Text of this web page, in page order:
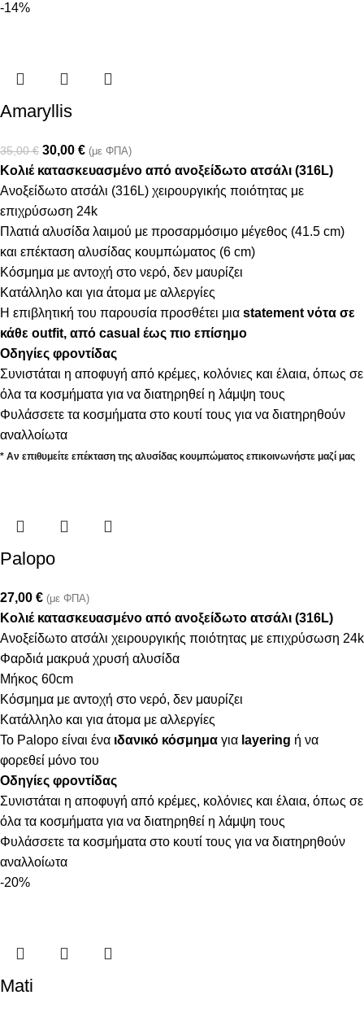
-14%
Amaryllis
35,00€ 30,00 € (με ΦΠΑ)
Κολιέ κατασκευασμένο από ανοξείδωτο ατσάλι (316L)
Ανοξείδωτο ατσάλι (316L) χειρουργικής ποιότητας με
επιχρύσωση 24k
Πλατιά αλυσίδα λαιμού με προσαρμόσιμο μέγεθος (41.5 cm)
και επέκταση αλυσίδας κουμπώματος (6 cm)
Κόσμημα με αντοχή στο νερό, δεν μαυρίζει
Κατάλληλο και για άτομα με αλλεργίες
Η επιβλητική του παρουσία προσθέτει μια statement νότα σε
κάθε outfit, από casual έως πιο επίσημο
Οδηγίες φροντίδας
Συνιστάται η αποφυγή από κρέμες, κολόνιες και έλαια, όπως σε
όλα τα κοσμήματα για να διατηρηθεί η λάμψη τους
Φυλάσσετε τα κοσμήματα στο κουτί τους για να διατηρηθούν
αναλλοίωτα
* Αν επιθυμείτε επέκταση της αλυσίδας κουμπώματος επικοινωνήστε μαζί μας
Palopo
27,00 € (με ΦΠΑ)
Κολιέ κατασκευασμένο από ανοξείδωτο ατσάλι (316L)
Ανοξείδωτο ατσάλι χειρουργικής ποιότητας με επιχρύσωση 24k
Φαρδιά μακρυά χρυσή αλυσίδα
Μήκος 60cm
Κόσμημα με αντοχή στο νερό, δεν μαυρίζει
Κατάλληλο και για άτομα με αλλεργίες
Το Palopo είναι ένα ιδανικό κόσμημα για layering ή να
φορεθεί μόνο του
Οδηγίες φροντίδας
Συνιστάται η αποφυγή από κρέμες, κολόνιες και έλαια, όπως σε
όλα τα κοσμήματα για να διατηρηθεί η λάμψη τους
Φυλάσσετε τα κοσμήματα στο κουτί τους για να διατηρηθούν
αναλλοίωτα
-20%
Mati